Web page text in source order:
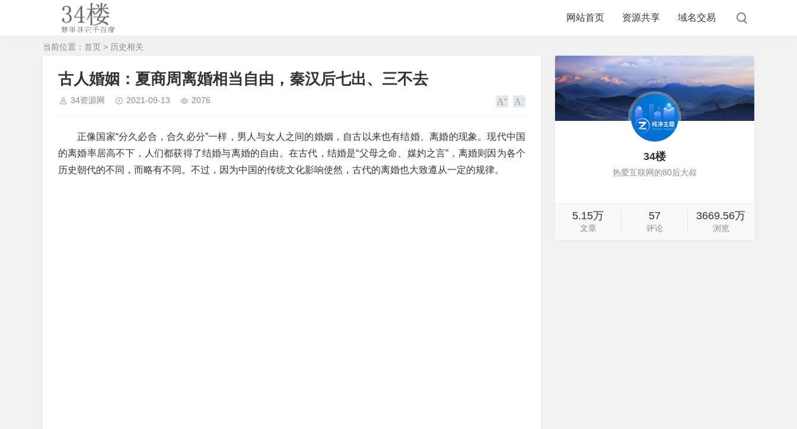
网站首页 资源共享 域名交易
当前位置： 首页 > 历史相关
古人婚姻：夏商周离婚相当自由，秦汉后七出、三不去
34资源网 2021-09-13 2076
正像国家“分久必合，合久必分”一样，男人与女人之间的婚姻，自古以来也有结婚、离婚的现象。现代中国
的离婚率居高不下，人们都获得了结婚与离婚的自由。在古代，结婚是“父母之命、媒妁之言”，离婚则因为各个
历史朝代的不同，而略有不同。不过，因为中国的传统文化影响使然，古代的离婚也大致遵从一定的规律。
34楼
热爱互联网的80后大叔
5.15万
文章
57
评论
3669.56万
浏览